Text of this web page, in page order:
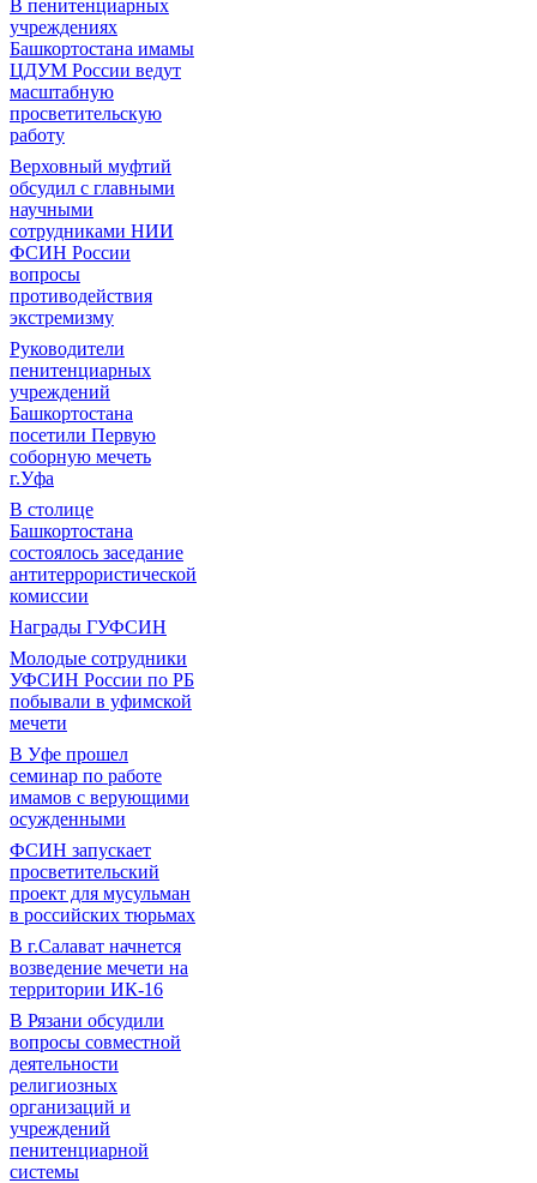
В пенитенциарных
учреждениях
Башкортостана имамы
ЦДУМ России ведут
масштабную
просветительскую
работу
Верховный муфтий
обсудил с главными
научными
сотрудниками НИИ
ФСИН России
вопросы
противодействия
экстремизму
Руководители
пенитенциарных
учреждений
Башкортостана
посетили Первую
соборную мечеть
г.Уфа
В столице
Башкортостана
состоялось заседание
антитеррористической
комиссии
Награды ГУФСИН
Молодые сотрудники
УФСИН России по РБ
побывали в уфимской
мечети
В Уфе прошел
семинар по работе
имамов с верующими
осужденными
ФСИН запускает
просветительский
проект для мусульман
в российских тюрьмах
В г.Салават начнется
возведение мечети на
территории ИК-16
В Рязани обсудили
вопросы совместной
деятельности
религиозных
организаций и
учреждений
пенитенциарной
системы